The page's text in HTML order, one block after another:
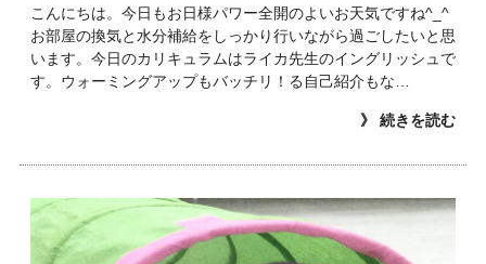
こんにちは。今日もお日様パワー全開のよいお天気ですね^_^
お部屋の換気と水分補給をしっかり行いながら過ごしたいと思
います。今日のカリキュラムはライカ先生のイングリッシュで
す。ウォーミングアップもバッチリ！る自己紹介もな…
》 続きを読む